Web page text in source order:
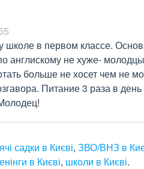
в первом классе.
англискому не хуже-
больше не хосет чем не
Питание 3 раза в
садки в Києві, ЗВО/ВНЗ в
в Києві, школи в Києві.